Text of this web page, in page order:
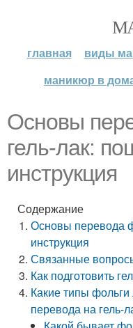
главная виды
маникюр в
Основы
гель-лак:
инструкция
Содержание
Основы перевода
инструкция
Связанные
Как подготовить
Какие типы
перевода на гель-